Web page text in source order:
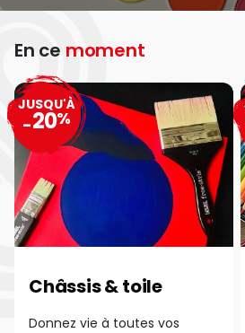
En ce moment
Châssis & toile
Donnez vie à toutes vos
JUSQU'À
-20%